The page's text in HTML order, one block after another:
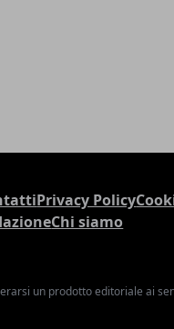
Privacy Policy
Chi siamo
un prodotto editoriale ai